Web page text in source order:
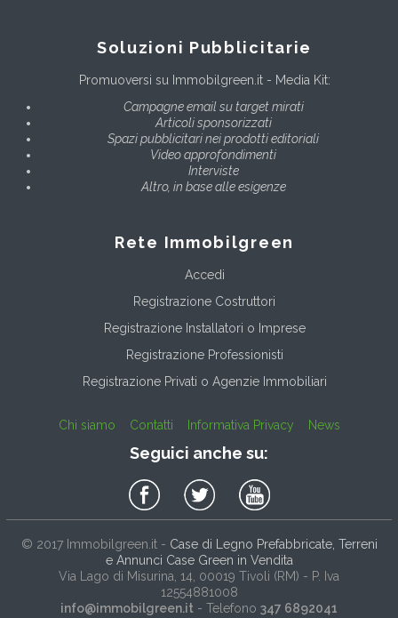
Soluzioni Pubblicitarie
Promuoversi su Immobilgreen.it - Media Kit:
Campagne email su target mirati
Articoli sponsorizzati
Spazi pubblicitari nei prodotti editoriali
Video approfondimenti
Interviste
Altro, in base alle esigenze
Rete Immobilgreen
Accedi
Registrazione Costruttori
Registrazione Installatori o Imprese
Registrazione Professionisti
Registrazione Privati o Agenzie Immobiliari
Chi siamo Contatti Informativa Privacy News
Seguici anche su:
© 2017 Immobilgreen.it- Case di Legno Prefabbricate, Terreni
e Annunci Case Green in Vendita
Via Lago di Misurina, 14 , 00019 Tivoli (RM) - P. Iva
12554881008
info@immobilgreen.it - Telefono 347 6892041